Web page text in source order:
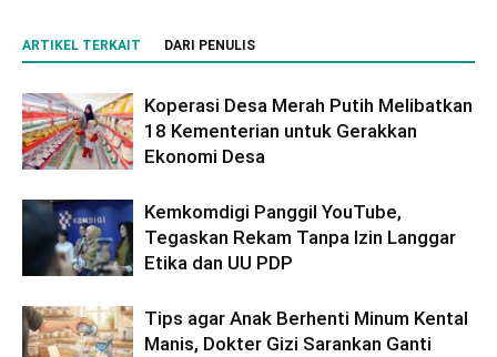
ARTIKEL TERKAIT DARI PENULIS
Koperasi Desa Merah Putih Melibatkan
18 Kementerian untuk Gerakkan
Ekonomi Desa
Kemkomdigi Panggil YouTube,
Tegaskan Rekam Tanpa Izin Langgar
Etika dan UU PDP
Tips agar Anak Berhenti Minum Kental
Manis, Dokter Gizi Sarankan Ganti